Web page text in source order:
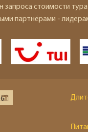
запроса стоимости
партнёрами -